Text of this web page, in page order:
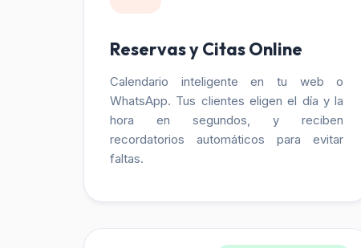
Reservas y Citas Online
Calendario inteligente en tu web o
WhatsApp. Tus clientes eligen el día y la
hora en segundos, y reciben
recordatorios automáticos para evitar
faltas.